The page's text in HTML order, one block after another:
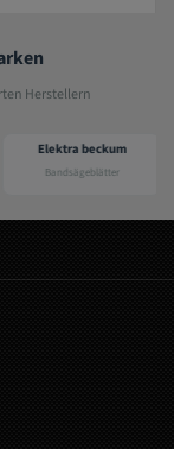
Herstellern
Elektra beckum
Bandsägeblätter